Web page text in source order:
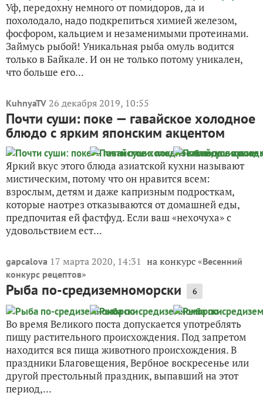
Уф, передохну немного от помидоров, да и
похолодало, надо подкрепиться химией железом,
фосфором, кальцием и незаменимыми протеинами.
Займусь рыбой! Уникальная рыба омуль водится
только в Байкале. И он не только потому уникален,
что больше его...
KuhnyaTV 26 декабря 2019, 10:55
Почти суши: поке — гавайское холодное
блюдо с ярким японским акцентом
Яркий вкус этого блюда азиатской кухни называют
мистическим, потому что он нравится всем:
взрослым, детям и даже капризным подросткам,
которые наотрез отказываются от домашней еды,
предпочитая ей фастфуд. Если ваш «нехочуха» с
удовольствием ест...
gapcalova 17 марта 2020, 14:31 на конкурс «Весенний
конкурс рецептов»
Рыба по-средиземноморски 6
Во время Великого поста допускается употреблять
пищу растительного происхождения. Под запретом
находится вся пища животного происхождения. В
праздники Благовещения, Вербное воскресенье или
другой престольный праздник, выпавший на этот
период,...